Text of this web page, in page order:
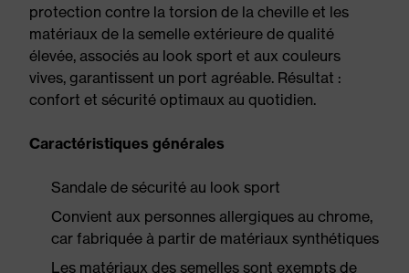
protection contre la torsion de la cheville et les
matériaux de la semelle extérieure de qualité
élevée, associés au look sport et aux couleurs
vives, garantissent un port agréable. Résultat :
confort et sécurité optimaux au quotidien.
Caractéristiques générales
Sandale de sécurité au look sport
Convient aux personnes allergiques au chrome,
car fabriquée à partir de matériaux synthétiques
Les matériaux des semelles sont exempts de